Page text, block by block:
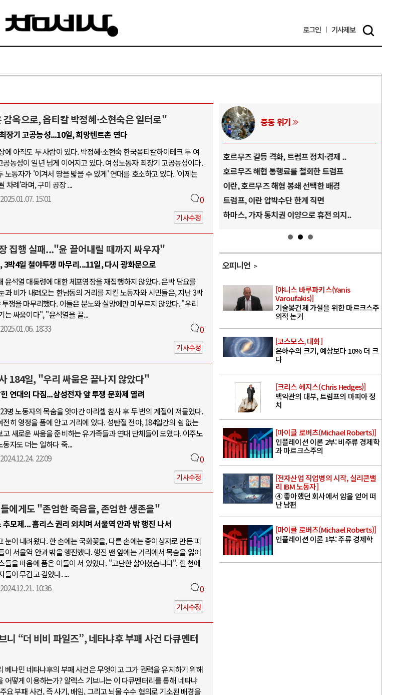
로그인 기사제보
옥으로, 옵티칼 박정혜·소현숙은 일터로"
장기 고공농성...10일, 희망텐트촌 연다
에 아직도 두 사람이 있다. 박정혜·소현숙 한국옵티칼하이테크 두 여
공농성이 일년 넘게 이어지고 있다. 여성노동자 최장기 고공농성이다.
노동자가 '이겨서 땅을 밟을 수 있게' 연대를 호소하고 있다. '이제는
차례'라며, 구미 공장 ...
2025.01.07. 15:01 0
기사수정
집행 실패..."윤 끌어내릴 때까지 싸우자"
3박4일 철야투쟁 마무리...11일, 다시 광화문으로
윤석열 대통령에 대한 체포영장을 재집행하지 않았다. 은박 담요를
과 비가 내려오는 한남동의 거리를 지킨 노동자와 시민들은, 지난 3박
쟁을 마무리했다. 이들은 분노와 실망에만 머무르지 않았다. "우리
는 싸움이다", "윤석열을 끌...
2025.01.06. 18:33 0
기사수정
184일, "우리 싸움은 끝나지 않았다"
연대의 다짐...삼성전자 앞 투쟁 문화제 열려
명 노동자의 목숨을 앗아간 아리셀 참사 후 두 번의 계절이 저물었다.
전히 영정을 품에 안고 거리에 있다. 성탄절 전야, 184일간의 쉼 없는
고 새로운 싸움을 준비하는 유가족들과 연대 단체들이 모였다. 이주노
동자도 더는 일하다 죽...
2024.12.24. 22:09 0
기사수정
에게도 "존엄한 죽음을, 존엄한 생존을"
모제... 홈리스 권리 외치며 서울역 안과 밖 행진 나서
눈이 내려왔다. 한 손에는 국화꽃을, 다른 손에는 종이상자로 만든 피
이 서울역 안과 밖을 행진했다. 행진 맨 앞에는 거리에서 목숨을 잃어
들을 마음에 품은 이들이 서 있었다. "고단한 삶이셨습니다". 흰 천에
들이 무겁고 깊었다. ...
2024.12.21. 10:36 0
기사수정
니 “더 비비 파일즈”, 네타냐후 부패 사건 다큐멘터
베냐민 네타냐후의 부패 사건은 무엇이고 그가 권력을 유지하기 위해
어떻게 이용하는가? 알렉스 기브니는 이 다큐멘터리를 통해 네타냐
요 부패 사건, 즉 사기, 배임, 그리고 뇌물 수수 혐의로 기소된 배경을
시..
영 ..
글로..
산..
러시아-우크라이나 전쟁
전쟁의 추상화: 우크라이나, 대리전의 역..
EU·우크라이나 드론 협력 직후, 러시아..
나토, 우크라 군사지원 2027년까지 공..
러·우크라, 대규모 공습 주고받아…민간 ..
중동 위기
호르무즈 갈등 격화, 트럼프 정치·경제 ..
호르무즈 해협 통행료를 철회한 트럼프
이란, 호르무즈 해협 봉쇄 선택한 배경
트럼프, 이란 압박수단 한계 직면
하마스, 가자 통치권 이양으로 휴전 의지..
오피니언
[야니스 바루파키스(Yanis
Varoufakis)]
기술봉건제 가설을 위한 마르크스주
의적 논거
[코스모스, 대화]
은하수의 크기, 예상보다 10% 더 크
다
[크리스 헤지스(Chris Hedges)]
백악관의 대부, 트럼프의 마피아 정
치
[마이클 로버츠(Michael Roberts)]
인플레이션 이론 2부: 비주류 경제학
과 마르크스주의
[전자산업 직업병의 시작, 실리콘밸
리 IBM 노동자]
④ 좋아했던 회사에서 암을 얻어 떠
난 남편
[마이클 로버츠(Michael Roberts)]
인플레이션 이론 1부: 주류 경제학